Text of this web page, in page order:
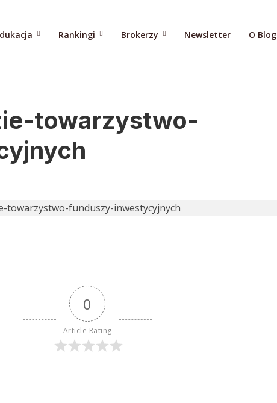
Rankingi Brokerzy Newsletter O
towarzystwo-
0
Article Rating